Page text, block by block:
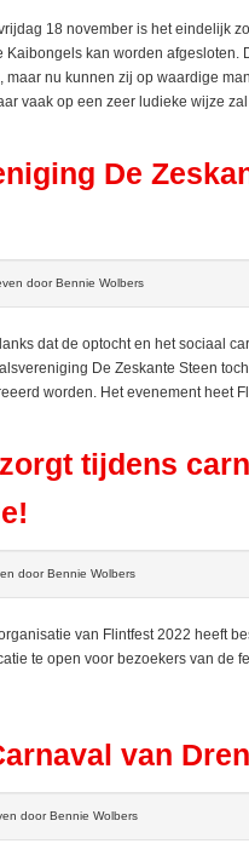
18 november is het eindelijk
kan worden
nu kunnen zij op waardige
vaak op een zeer ludieke wijze
De
door Bennie Wolbers
dat de optocht en het sociaal
De Zeskante Steen
worden. Het evenement heet
tijdens
door Bennie Wolbers
van Flintfest 2022 heeft
te open voor bezoekers van de
van
door Bennie Wolbers